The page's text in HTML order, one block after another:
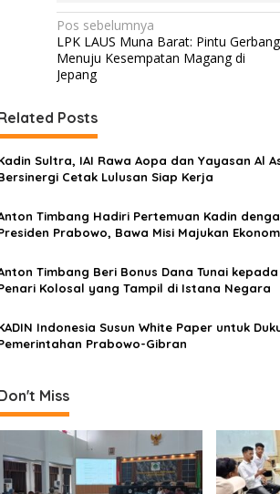
N
a
v
i
g
a
s
i
p
o
s
Pos sebelumnya
LPK LAUS Muna Barat: Pintu Gerbang
Menuju Kesempatan Magang di
Jepang
Posts
Sultra, IAI Rawa Aopa dan Yayasan Al
Cetak Lulusan Siap Kerja
Timbang Hadiri Pertemuan Kadin
Prabowo, Bawa Misi Majukan
Timbang Beri Bonus Dana Tunai kepada
Kolosal yang Tampil di Istana Negara
Indonesia Susun White Paper untuk
Prabowo-Gibran
Miss